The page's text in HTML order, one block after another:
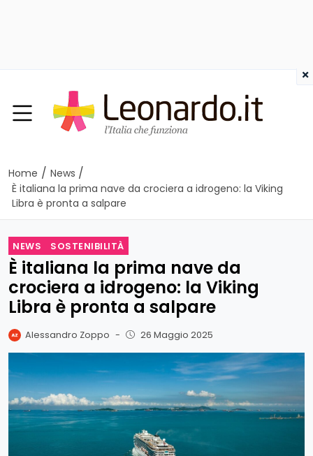
Home / News /
È italiana la prima nave da crociera a idrogeno: la Viking
Libra è pronta a salpare
NEWS SOSTENIBILITÀ
È italiana la prima nave da
crociera a idrogeno: la Viking
Libra è pronta a salpare
Alessandro Zoppo - 26 Maggio 2025
×